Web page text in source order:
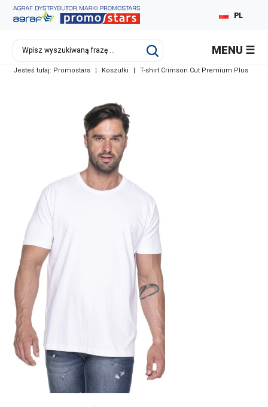
PL
DE
RU
MENU
Jesteś tutaj: Promostars | Koszulki | T-shirt Crimson Cut Premium Plus